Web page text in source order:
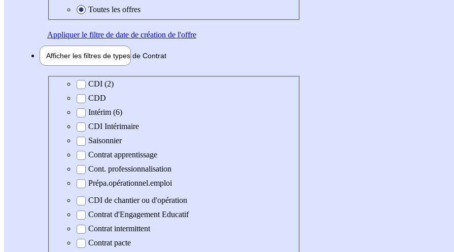
Toutes les offres
Appliquerle filtre de date de création de l'offre
Afficher les filtres de types de Contrat
Type de contrat
CDI (2)
CDD
Intérim (6)
CDI Intérimaire
Saisonnier
Contrat apprentissage
Cont. professionnalisation
Prépa.opérationnel.emploi
CDI de chantier ou d'opération
Contrat d'Engagement Educatif
Contrat intermittent
Contrat pacte